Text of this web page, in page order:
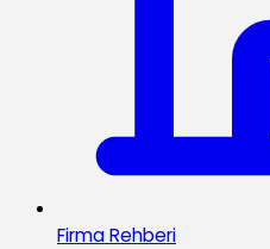
Firma Rehberi